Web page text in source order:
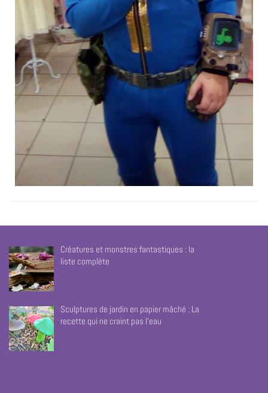
Créatures et monstres fantastiques : la
liste complète
Sculptures de jardin en papier mâché : La
recette qui ne craint pas l’eau